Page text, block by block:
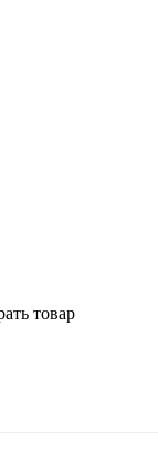
товар